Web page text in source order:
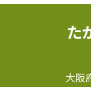
た
大阪